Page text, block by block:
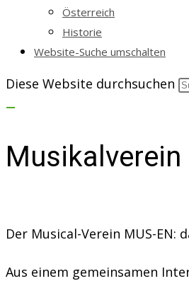
Österreich
Historie
Website-Suche umschalten
Diese Website durchsuchen
Der Musical-Verein MUS-
Aus einem gemeinsamen